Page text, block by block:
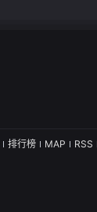
排行榜 MAP RSS